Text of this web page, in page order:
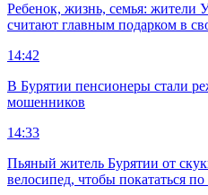
Ребенок, жизнь, семья: жители
считают главным подарком в
14:42
В Бурятии пенсионеры стали
мошенников
14:33
Пьяный житель Бурятии от
велосипед, чтобы покататься по